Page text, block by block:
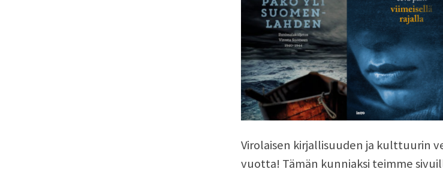
Virolaisen kirjallisuuden ja kulttuurin
vuotta! Tämän kunniaksi teimme